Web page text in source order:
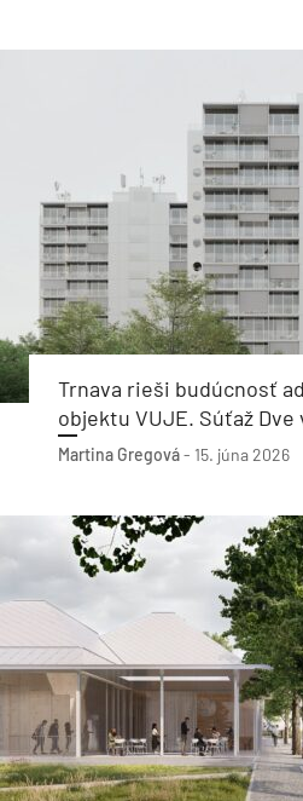
Trnava rieši budúcnosť
objektu VUJE. Súťaž Dve
Martina Gregová- 15. júna 2026